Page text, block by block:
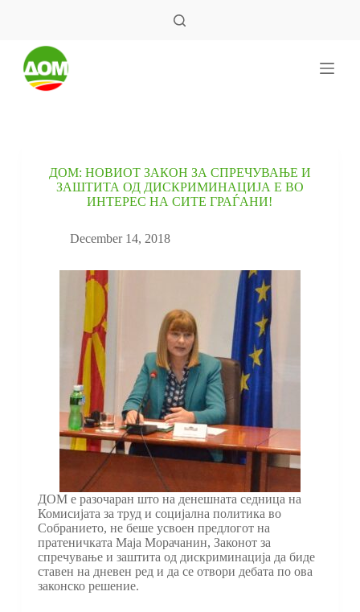
ДОМ: НОВИОТ ЗАКОН ЗА СПРЕЧУВАЊЕ И
ЗАШТИТА ОД ДИСКРИМИНАЦИЈА Е ВО
ИНТЕРЕС НА СИТЕ ГРАЃАНИ!
December 14, 2018
ДОМ е разочаран што на денешната седница на
Комисијата за труд и социјална политика во
Собранието, не беше усвоен предлогот на
пратеничката Маја Морачанин, Законот за
спречување и заштита од дискриминација да биде
ставен на дневен ред и да се отвори дебата по ова
законско решение.